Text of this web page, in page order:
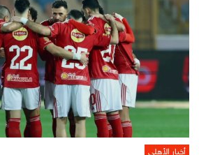
أخبار الأهلي